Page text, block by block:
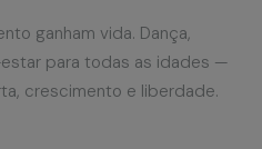
ganham vida. Dança,
para todas as idades —
crescimento e liberdade.